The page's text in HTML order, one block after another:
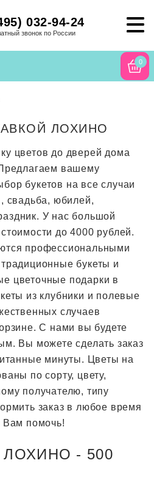
032-94-24
звонок по России
0
ЛОХИНО
цветов до дверей дома
вашему
букетов на все случаи
свадьба, юбилей,
У нас большой
до 4000 рублей.
профессиональными
букеты и
цветочные подарки в
из клубники и полевые
случаев
С нами вы будете
Вы можете сделать заказ
минуты. Цветы на
по сорту, цвету,
получателю, типу
заказ в любое время
Вам помочь!
- 500